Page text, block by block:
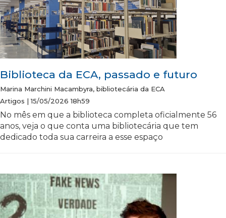
Biblioteca da ECA, passado e futuro
Marina Marchini Macambyra, bibliotecária da ECA
Artigos | 15/05/2026 18h59
No mês em que a biblioteca completa oficialmente 56
anos, veja o que conta uma bibliotecária que tem
dedicado toda sua carreira a esse espaço